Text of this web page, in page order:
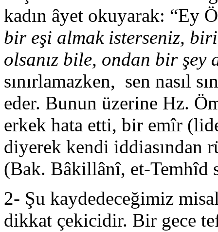
kadın âyet okuyarak: “Ey
bir eşi almak isterseniz,
olsanız bile, ondan bir şey
sınırlamazken, sen nasıl
eder. Bunun üzerine Hz.
erkek hata etti, bir emîr
diyerek kendi iddiasından
(Bak. Bâkillânî, et-Temhîd
2- Şu kaydedeceğimiz
dikkat çekicidir. Bir gece